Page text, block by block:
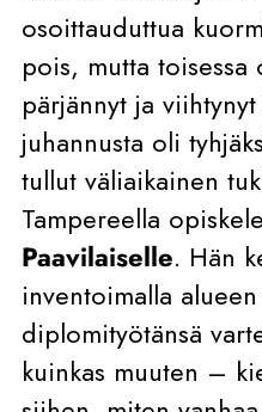
osoittauduttua
pois, mutta toisessa
pärjännyt ja
juhannusta oli
tullut väliaikainen
Tampereella
Paavilaiselle. Hän
inventoimalla
diplomityötänsä
kuinkas muuten –